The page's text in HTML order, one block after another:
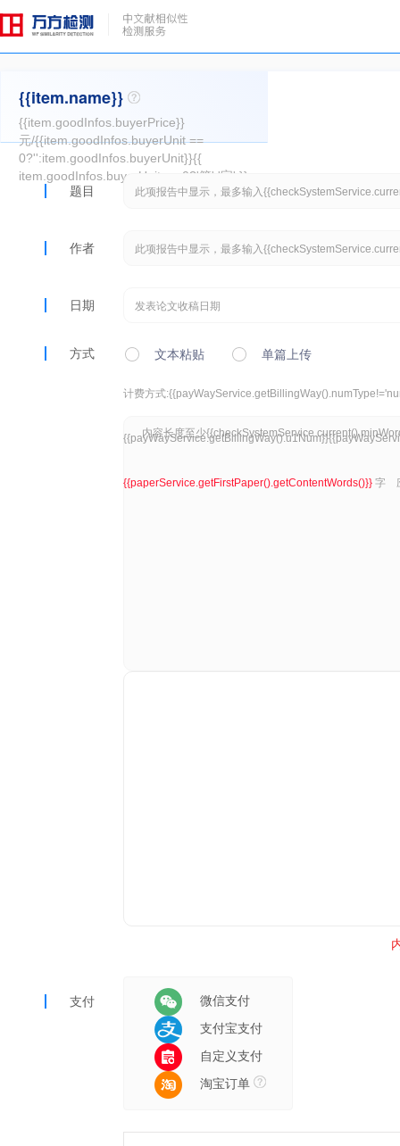
{{item.name}}
{{item.goodInfos.buyerPrice}}
元/{{item.goodInfos.buyerUnit ==
0?'':item.goodInfos.buyerUnit}}{{
item.goodInfos.buyerUnit == 0?'篇':'字' }}
题目
作者
日期
方式 文本粘贴 单篇上传
计费方式:
{{paperService.getFirstPaper().getContentWords()}} 字
支付
微信支付
支付宝支付
自定义支付
淘宝订单